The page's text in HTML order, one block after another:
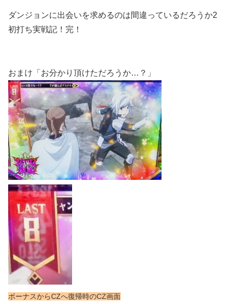
ダンジョンに出会いを求めるのは間違っているだろうか2
初打ち実戦記！完！
おまけ「お分かり頂けただろうか…？」
ボーナスからCZへ復帰時のCZ画面